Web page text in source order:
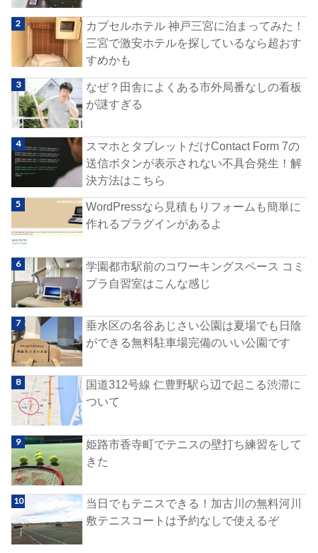
カプセルホテル 神戸三宮に泊まってみた！
三宮で激安ホテルを探しているなら超おす
すめかも
なぜ？田舎によくある市外局番なしの看板
が謎すぎる
スマホとタブレットだけContact Form 7の
送信ボタンが表示されない不具合発生！解
決方法はこちら
WordPressなら見積もりフォームも簡単に
作れるプラグインがあるよ
学園都市駅前のコワーキングスペース コミ
プラ自習室はこんな感じ
垂水区の名谷あじさい公園は夏場でも日陰
ができる無料駐車場完備のいい公園です
国道312号線 仁豊野駅ら辺で起こる渋滞に
ついて
姫路市香寺町でテニスの壁打ち練習をして
きた
当日でもテニスできる！加古川の無料河川
敷テニスコートは予約なしで使えるぞ